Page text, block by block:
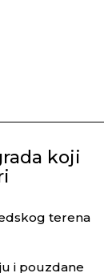
koji
terena
i pouzdane